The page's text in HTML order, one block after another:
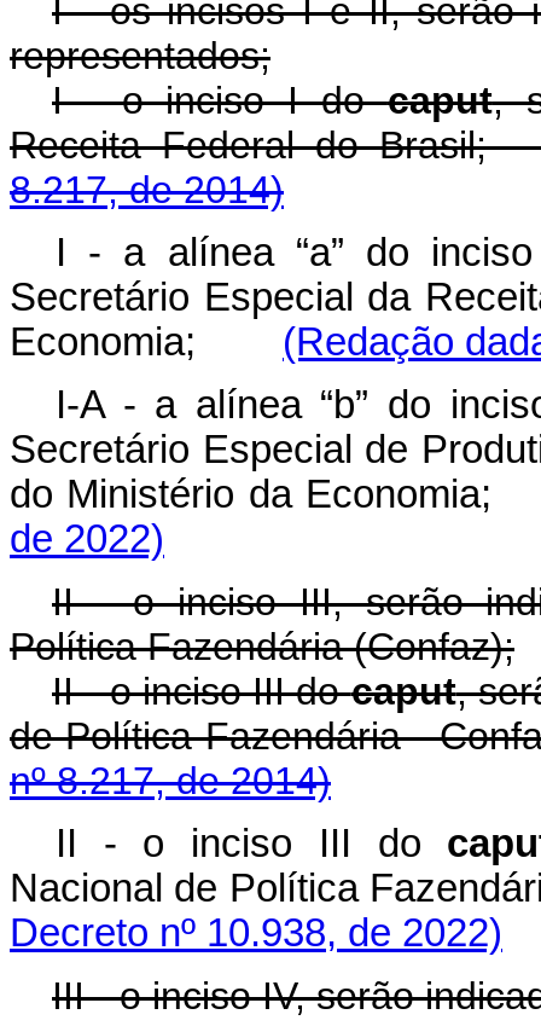
I - os incisos I e II, serão
representados;
I - o inciso I docaput,
Receita Federal do
8.217, de 2014)
I - a alínea “a” do
Secretário Especial da
Economia; (Redação
I-A - a alínea “b” do
Secretário Especial de
do Ministério da
de 2022)
II - o inciso III, serão
Política Fazendária (Confaz);
II - o inciso III docaput,
de Política Fazendária -
nº 8.217, de 2014)
II - o inciso III do
Nacional de Política
Decreto nº 10.938, de 2022)
III - o inciso IV, serão